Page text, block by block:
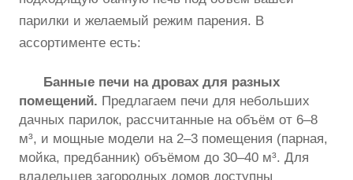
парилки и желаемый режим парения. В
ассортименте есть:
Банные печи на дровах для разных
помещений. Предлагаем печи для небольших
дачных парилок, рассчитанные на объём от 6–8
м³, и мощные модели на 2–3 помещения (парная,
мойка, предбанник) объёмом до 30–40 м³. Для
владельцев загородных домов доступны